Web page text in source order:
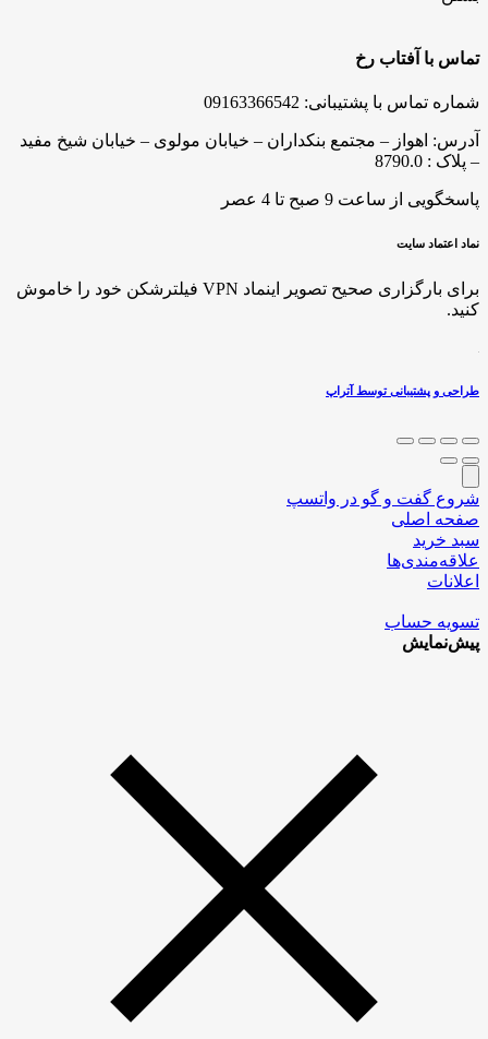
تماس با آفتاب رخ
شماره تماس با پشتیبانی: 09163366542
آدرس: اهواز – مجتمع بنکداران – خیابان مولوی – خیابان شیخ مفید
– پلاک : 8790.0
پاسخگویی از ساعت 9 صبح تا 4 عصر
نماد اعتماد سایت
برای بارگزاری صحیح تصویر اینماد VPN فیلترشکن خود را خاموش
کنید.
طراحی و پشتیبانی توسط آتراپ
شروع گفت و گو در واتسپ
صفحه اصلی
سبد خرید
علاقه‌مندی‌ها
اعلانات
تسویه حساب
پیش‌نمایش